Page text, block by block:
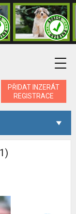
PŘIDAT INZERÁT
REGISTRACE